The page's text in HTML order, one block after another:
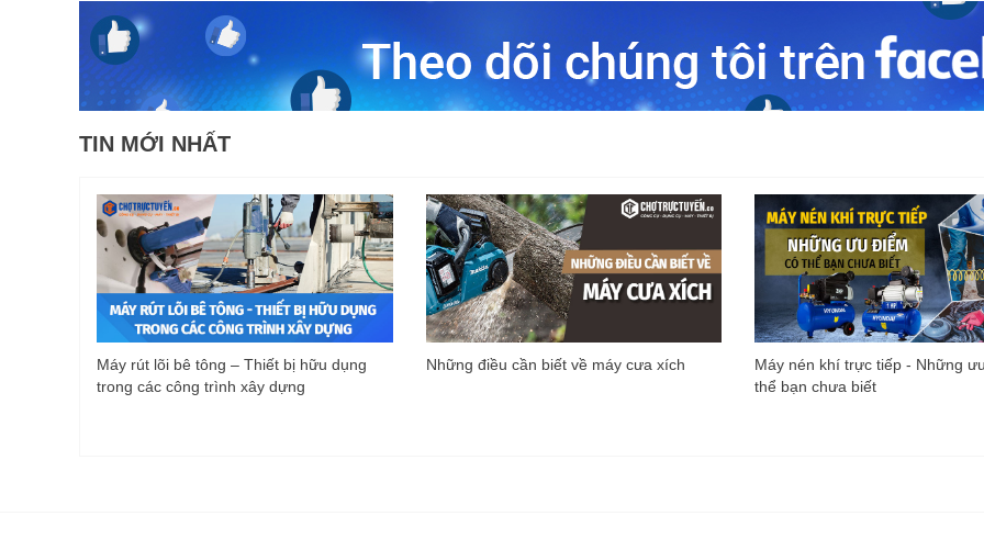
TIN MỚI NHẤT
Máy rút lõi bê tông – Thiết bị hữu dụng
trong các công trình xây dựng
Những điều cần biết về máy cưa xích
Máy nén khí trực tiếp - Những
thể bạn chưa biết